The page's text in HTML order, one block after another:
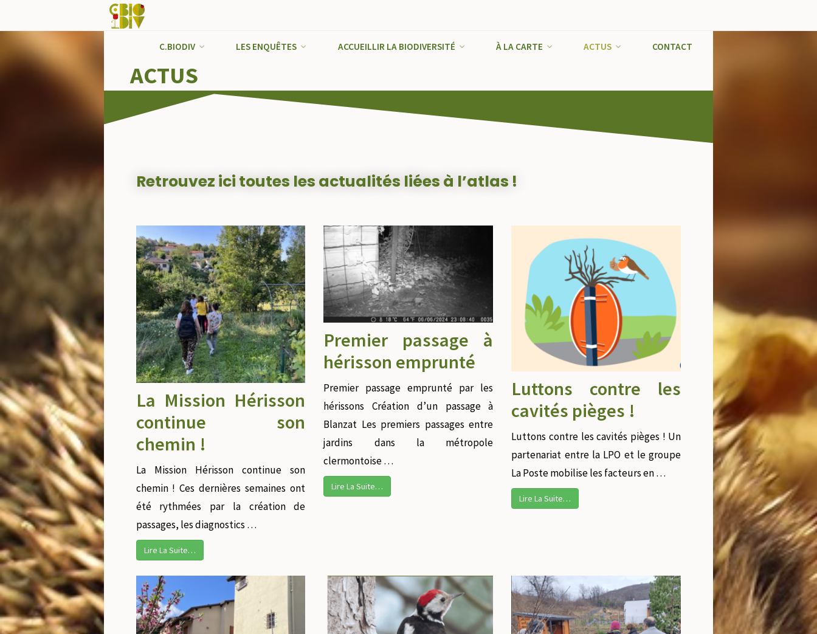
C.BIODIV LES ENQUÊTES ACCUEILLIR LA BIODIVERSITÉ À LA CARTE ACTUS CONTACT
août 2026
3
13 14 15
ACTUS
Retrouvez ici toutes les actualités liées à l’atlas !
La Mission Hérisson
continue son
chemin !
La Mission Hérisson continue son
chemin ! Ces dernières semaines ont
été rythmées par la création de
passages, les diagnostics …
Lire La Suite…
Premier passage à
hérisson emprunté
Premier passage emprunté par les
hérissons Création d’un passage à
Blanzat Les premiers passages entre
jardins dans la métropole
clermontoise …
Lire La Suite…
Luttons contre les
cavités pièges !
Luttons contre les cavités pièges ! Un
partenariat entre la LPO et le groupe
La Poste mobilise les facteurs en …
Lire La Suite…